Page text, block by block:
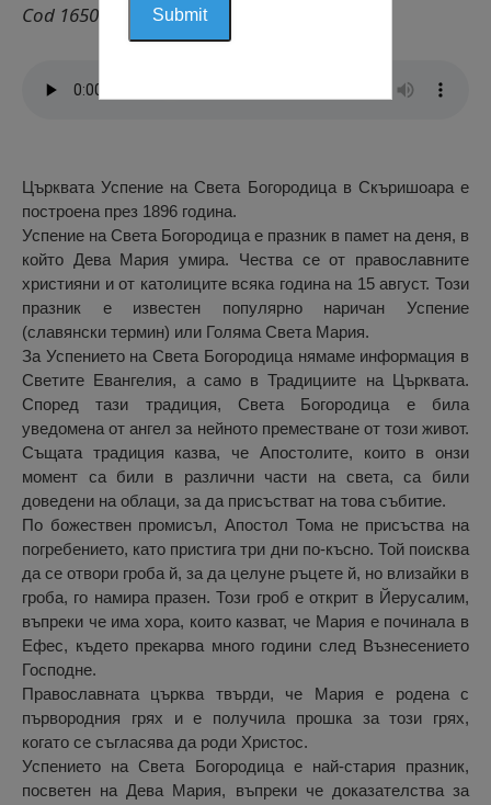
Cod 1650
Църквата Успение на Света Богородица в Скъришоара е
построена през 1896 година.
Успение на Света Богородица е празник в памет на деня, в
който Дева Мария умира. Чества се от православните
християни и от католиците всяка година на 15 август. Този
празник е известен популярно наричан Успение
(славянски термин) или Голяма Света Мария.
За Успението на Света Богородица нямаме информация в
Светите Евангелия, а само в Традициите на Църквата.
Според тази традиция, Света Богородица е била
уведомена от ангел за нейното преместване от този живот.
Същата традиция казва, че Апостолите, които в онзи
момент са били в различни части на света, са били
доведени на облаци, за да присъстват на това събитие.
По божествен промисъл, Апостол Тома не присъства на
погребението, като пристига три дни по-късно. Той поисква
да се отвори гроба й, за да целуне ръцете й, но влизайки в
гроба, го намира празен. Този гроб е открит в Йерусалим,
въпреки че има хора, които казват, че Мария е починала в
Ефес, където прекарва много години след Възнесението
Господне.
Православната църква твърди, че Мария е родена с
първородния грях и е получила прошка за този грях,
когато се съгласява да роди Христос.
Успението на Света Богородица е най-стария празник,
посветен на Дева Мария, въпреки че доказателства за